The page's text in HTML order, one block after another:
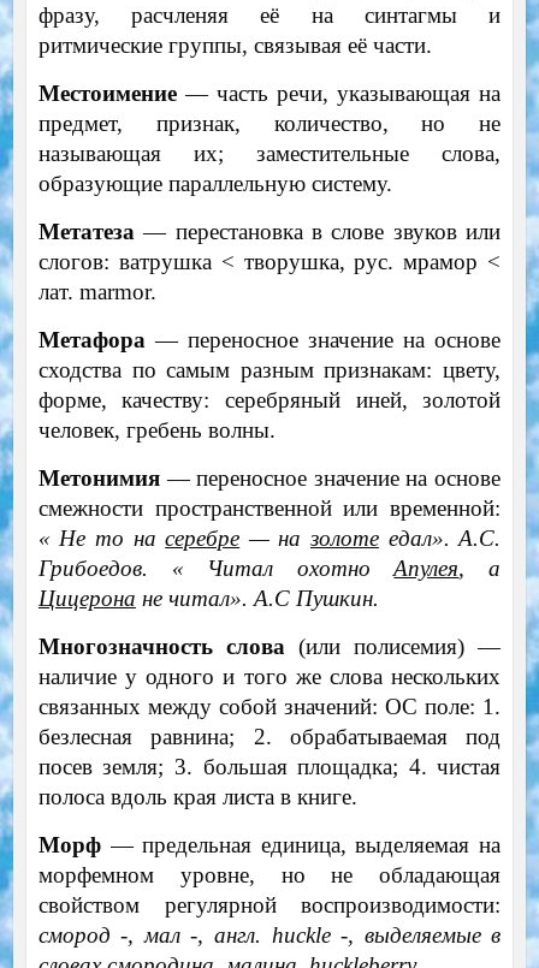
фразу, расчленяя её на синтагмы и
ритмические группы, связывая её части.
Местоимение— часть речи, указывающая на
предмет, признак, количество, но не
называющая их; заместительные слова,
образующие параллельную систему.
Метатеза — перестановка в слове звуков или
слогов: ватрушка < творушка, рус. мрамор <
лат. marmor.
Метафора — переносное значение на основе
сходства по самым разным признакам: цвету,
форме, качеству: серебряный иней, золотой
человек, гребень волны.
Метонимия— переносное значение на основе
смежности пространственной или временной:
« Не то насеребре — назолотеедал». А.С.
Грибоедов. « Читал охотноАпулея, а
Цицерона не читал». А.С Пушкин.
Многозначность слова (или полисемия) —
наличие у одного и того же слова нескольких
связанных между собой значений: ОС поле: 1.
безлесная равнина; 2. обрабатываемая под
посев земля; 3. большая площадка; 4. чистая
полоса вдоль края листа в книге.
Морф— предельная единица, выделяемая на
морфемном уровне, но не обладающая
свойством регулярной воспроизводимости:
смород -, мал -, англ. huckle-, выделяемые в